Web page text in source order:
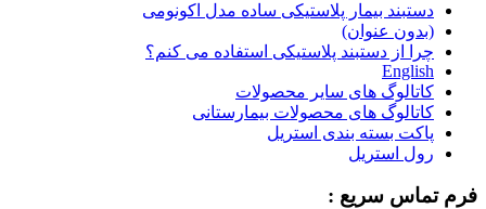
دستبند بیمار پلاستیکی ساده مدل اکونومی
(بدون عنوان)
چرا از دستبند پلاستیکی استفاده می کنم؟
English
کاتالوگ های سایر محصولات
کاتالوگ های محصولات بیمارستانی
پاکت بسته بندی استریل
رول استریل
فرم تماس سریع :